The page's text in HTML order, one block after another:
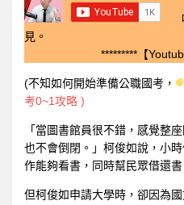
見。
*********【
(不知如何開始準備公職國考，
考0~1攻略 )
「當圖書館員很不錯，感覺整
也不會倒閉。」柯俊如說，小
作能夠看書，同時幫民眾借還書
但柯俊如申請大學時，卻因為